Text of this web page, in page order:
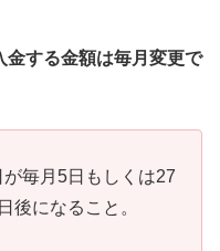
金する金額は毎月変更で
毎月5日もしくは27
後になること。